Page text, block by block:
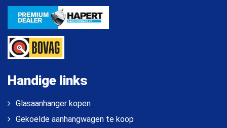
Handige links
Glasaanhanger kopen
Gekoelde aanhangwagen te koop